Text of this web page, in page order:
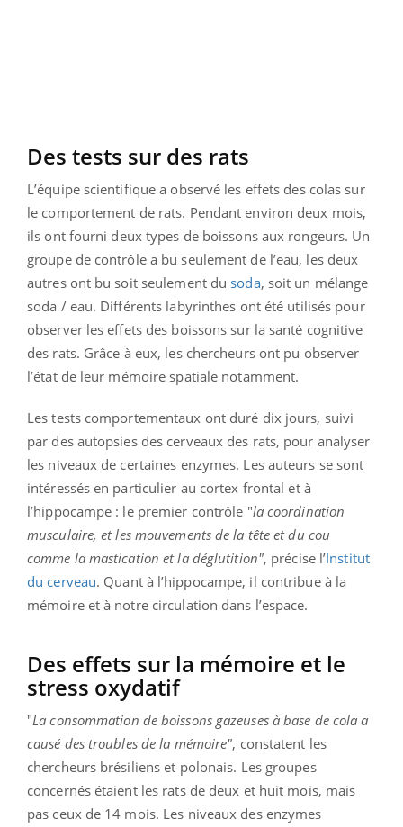
Des tests sur des rats
L’équipe scientifique a observé les effets des colas sur
le comportement de rats. Pendant environ deux mois,
ils ont fourni deux types de boissons aux rongeurs. Un
groupe de contrôle a bu seulement de l’eau, les deux
autres ont bu soit seulement dusoda, soit un mélange
soda / eau. Différents labyrinthes ont été utilisés pour
observer les effets des boissons sur la santé cognitive
des rats. Grâce à eux, les chercheurs ont pu observer
l’état de leur mémoire spatiale notamment.
Les tests comportementaux ont duré dix jours, suivi
par des autopsies des cerveaux des rats, pour analyser
les niveaux de certaines enzymes. Les auteurs se sont
intéressés en particulier au cortex frontal et à
l’hippocampe : le premier contrôle "la coordination
musculaire, et les mouvements de la tête et du cou
comme la mastication et la déglutition", précise l’Institut
du cerveau. Quant à l’hippocampe, il contribue à la
mémoire et à notre circulation dans l’espace.
Des effets sur la mémoire et le
stress oxydatif
"La consommation de boissons gazeuses à base de cola a
causé des troubles de la mémoire", constatent les
chercheurs brésiliens et polonais. Les groupes
concernés étaient les rats de deux et huit mois, mais
pas ceux de 14 mois. Les niveaux des enzymes